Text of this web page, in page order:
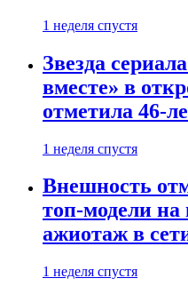
1 неделя спустя
Звезда
вместе» в
отметила 46-
1 неделя спустя
Внешность
топ-модели на
ажиотаж в
1 неделя спустя